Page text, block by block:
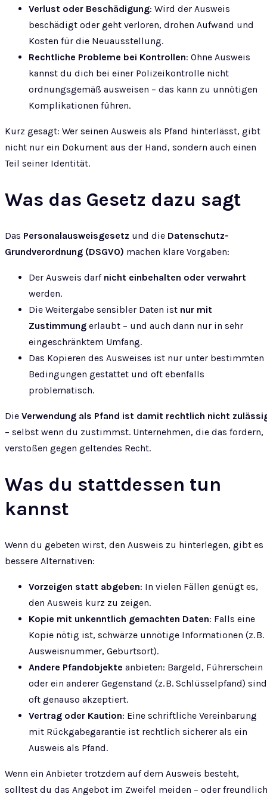
Verlust oder Beschädigung: Wird der Ausweis
beschädigt oder geht verloren, drohen Aufwand und
Kosten für die Neuausstellung.
Rechtliche Probleme bei Kontrollen: Ohne Ausweis
kannst du dich bei einer Polizeikontrolle nicht
ordnungsgemäß ausweisen – das kann zu unnötigen
Komplikationen führen.
Kurz gesagt: Wer seinen Ausweis als Pfand hinterlässt, gibt
nicht nur ein Dokument aus der Hand, sondern auch einen
Teil seiner Identität.
Was das Gesetz dazu sagt
Das Personalausweisgesetz und die Datenschutz-
Grundverordnung (DSGVO) machen klare Vorgaben:
Der Ausweis darf nicht einbehalten oder verwahrt
werden.
Die Weitergabe sensibler Daten ist nur mit
Zustimmung erlaubt – und auch dann nur in sehr
eingeschränktem Umfang.
Das Kopieren des Ausweises ist nur unter bestimmten
Bedingungen gestattet und oft ebenfalls
problematisch.
Die Verwendung als Pfand ist damit rechtlich nicht
– selbst wenn du zustimmst. Unternehmen, die das fordern,
verstoßen gegen geltendes Recht.
Was du stattdessen tun
kannst
Wenn du gebeten wirst, den Ausweis zu hinterlegen, gibt es
bessere Alternativen:
Vorzeigen statt abgeben: In vielen Fällen genügt es,
den Ausweis kurz zu zeigen.
Kopie mit unkenntlich gemachten Daten: Falls eine
Kopie nötig ist, schwärze unnötige Informationen (z. B.
Ausweisnummer, Geburtsort).
Andere Pfandobjekte anbieten: Bargeld, Führerschein
oder ein anderer Gegenstand (z. B. Schlüsselpfand) sind
oft genauso akzeptiert.
Vertrag oder Kaution: Eine schriftliche Vereinbarung
mit Rückgabegarantie ist rechtlich sicherer als ein
Ausweis als Pfand.
Wenn ein Anbieter trotzdem auf dem Ausweis besteht,
solltest du das Angebot im Zweifel meiden – oder freundlich